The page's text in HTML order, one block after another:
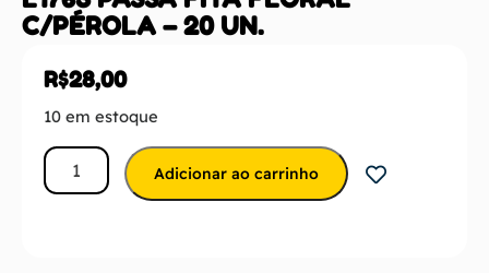
C/PÉROLA – 20 UN.
R$28,00
10 em estoque
Adicionar ao carrinho